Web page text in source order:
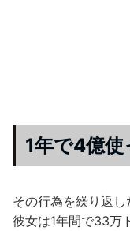
1年で4億
その行為を繰り返し
彼女は1年間で33万